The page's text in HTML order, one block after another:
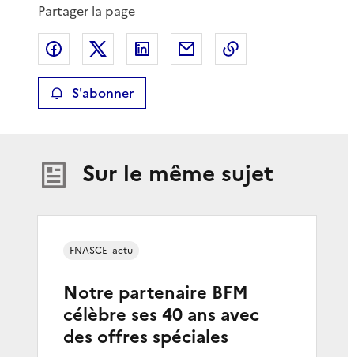
Partager la page
Partager sur Facebook
Partager sur XPartager sur LinkedIn
Partager par email
S'abonner
Sur le même sujet
Notre partenaire BFM
célèbre ses 40 ans avec
des offres spéciales
FNASCE_actu